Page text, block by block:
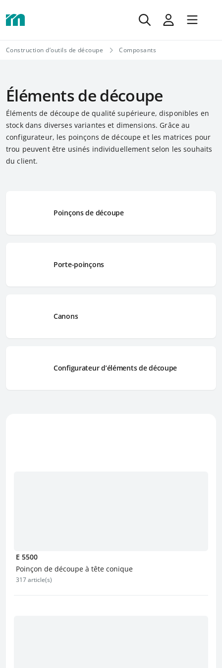
Construction d’outils de découpe Composants
Éléments de découpe
Éléments de découpe de qualité supérieure, disponibles en
stock dans diverses variantes et dimensions. Grâce au
configurateur, les poinçons de découpe et les matrices pour
trou peuvent être usinés individuellement selon les souhaits
du client.
Poinçons de découpe
Porte-poinçons
Canons
Configurateur d’éléments de découpe
E 5500
Poinçon de découpe à tête conique
317 article(s)